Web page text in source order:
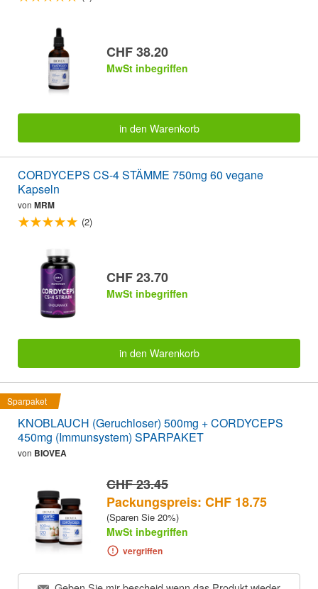
CHF 38.20
MwSt inbegriffen
in den Warenkorb
CORDYCEPS CS-4 STÄMME 750mg 60 vegane
Kapseln
von MRM
(2)
CHF 23.70
MwSt inbegriffen
in den Warenkorb
Sparpaket
KNOBLAUCH (Geruchloser) 500mg + CORDYCEPS
450mg (Immunsystem) SPARPAKET
von BIOVEA
CHF 23.45
Packungspreis: CHF 18.75
(Sparen Sie 20%)
MwSt inbegriffen
vergriffen